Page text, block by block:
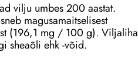
vilju umbes 200 aastat.
magusamaitselisest
(196,1 mg / 100 g). Viljaliha
sheaõli ehk -võid.